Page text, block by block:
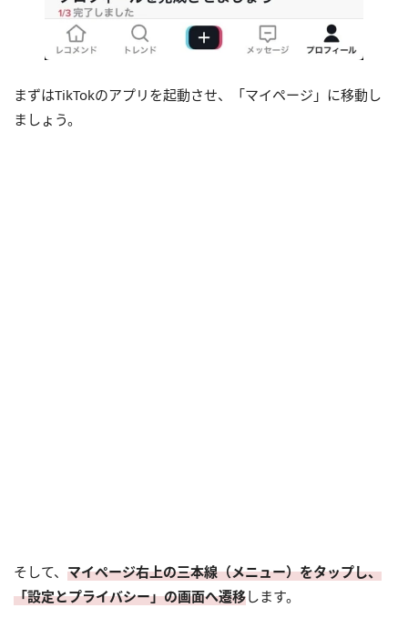
まずはTikTokのアプリを起動させ、「マイページ」に移動し
ましょう。
そして、 マイページ右上の三本線（メニュー）をタップし、
「設定とプライバシー」の画面へ遷移します。